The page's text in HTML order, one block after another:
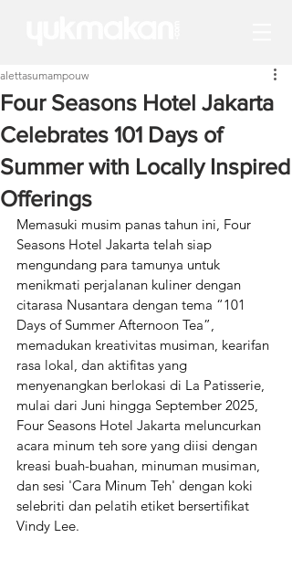
Four Seasons Hotel Jakarta
Celebrates 101 Days of
Summer with Locally Inspired
Offerings
alettasumampouw
Memasuki musim panas tahun ini, Four
Seasons Hotel Jakarta telah siap
mengundang para tamunya untuk
menikmati perjalanan kuliner dengan
citarasa Nusantara dengan tema “101
Days of Summer Afternoon Tea”,
memadukan kreativitas musiman, kearifan
rasa lokal, dan aktifitas yang
menyenangkan berlokasi di La Patisserie,
mulai dari Juni hingga September 2025,
Four Seasons Hotel Jakarta meluncurkan
acara minum teh sore yang diisi dengan
kreasi buah-buahan, minuman musiman,
dan sesi 'Cara Minum Teh' dengan koki
selebriti dan pelatih etiket bersertifikat
Vindy Lee.